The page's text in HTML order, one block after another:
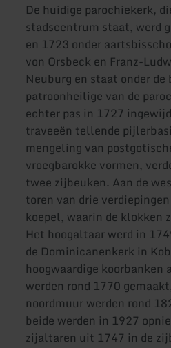
De huidige parochiekerk,
stadscentrum staat, werd
en 1723 onder
von Orsbeck en Franz-
Neuburg en staat onder
patroonheilige van de
echter pas in 1727
traveeën tellende
mengeling van
vroegbarokke vormen,
twee zijbeuken. Aan de
toren van drie
koepel, waarin de klokken
Het hoogaltaar werd in
de Dominicanenkerk in
hoogwaardige koorbanken
werden rond 1770
noordmuur werden rond
beide werden in 1927
zijaltaren uit 1747 in de